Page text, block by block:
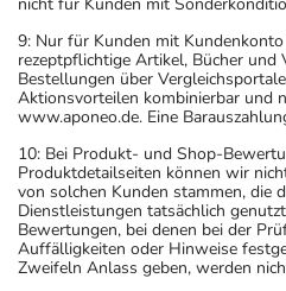
9: Nur für Kunden mit
rezeptpflichtige Artikel, Bücher und
Bestellungen über
Aktionsvorteilen kombinierbar und
www.aponeo.de. Eine
10: Bei Produkt- und Shop-
Produktdetailseiten können wir
von solchen Kunden stammen, die
Dienstleistungen tatsächlich
Bewertungen, bei denen bei der
Auffälligkeiten oder Hinweise
Zweifeln Anlass geben, werden